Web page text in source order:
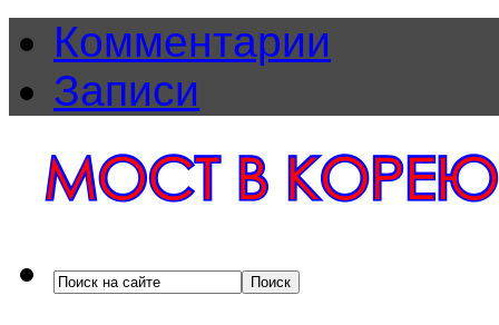
Комментарии
Записи